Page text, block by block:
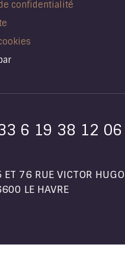
confidentialité
6 19 38 12 06
ET 76 RUE VICTOR HUGO
LE HAVRE